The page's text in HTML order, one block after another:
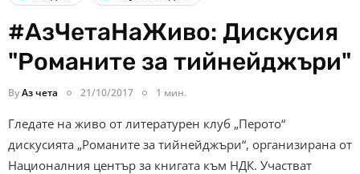
#АзЧетаНаЖиво: Дискусия
"Романите за тийнейджъри"
ByАз чета 21/10/2017 1 мин.
Гледате на живо от литературен клуб „Перото“
дискусията „Романите за тийнейджъри“, организирана от
Националния център за книгата към НДК. Участват